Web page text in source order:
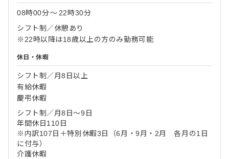
08時00分〜 22時30分
シフト制／休憩あり
※22時以降は18歳以上の方のみ勤務可能
休日・休暇
シフト制／月8日以上
有給休暇
慶弔休暇
シフト制／月8日～9日
年間休日110日
※内訳107日＋特別休暇3日（6月・9月・2月 各月の1日
に付与）
介護休暇